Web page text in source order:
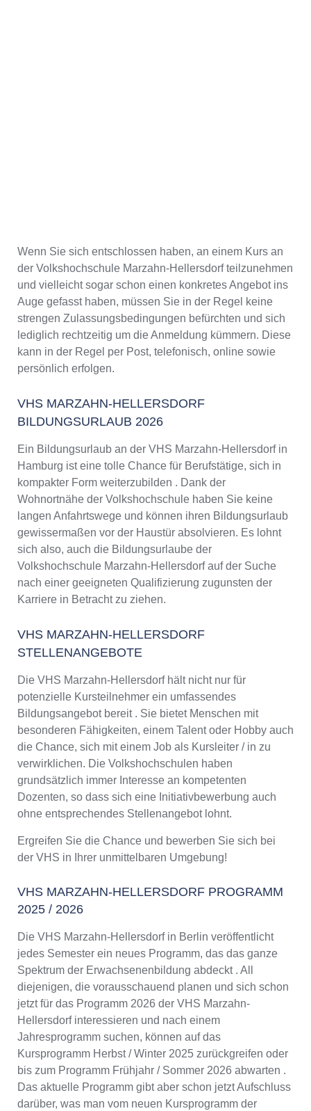
Wenn Sie sich entschlossen haben, an einem Kurs an
der Volkshochschule Marzahn-Hellersdorf teilzunehmen
und vielleicht sogar schon einen konkretes Angebot ins
Auge gefasst haben, müssen Sie in der Regel keine
strengen Zulassungsbedingungen befürchten und sich
lediglich rechtzeitig um die Anmeldung kümmern. Diese
kann in der Regel per Post, telefonisch, online sowie
persönlich erfolgen.
VHS MARZAHN-HELLERSDORF
BILDUNGSURLAUB 2026
Ein Bildungsurlaub an der VHS Marzahn-Hellersdorf in
Hamburg ist eine tolle Chance für Berufstätige, sich in
kompakter Form weiterzubilden . Dank der
Wohnortnähe der Volkshochschule haben Sie keine
langen Anfahrtswege und können ihren Bildungsurlaub
gewissermaßen vor der Haustür absolvieren. Es lohnt
sich also, auch die Bildungsurlaube der
Volkshochschule Marzahn-Hellersdorf auf der Suche
nach einer geeigneten Qualifizierung zugunsten der
Karriere in Betracht zu ziehen.
VHS MARZAHN-HELLERSDORF
STELLENANGEBOTE
Die VHS Marzahn-Hellersdorf hält nicht nur für
potenzielle Kursteilnehmer ein umfassendes
Bildungsangebot bereit . Sie bietet Menschen mit
besonderen Fähigkeiten, einem Talent oder Hobby auch
die Chance, sich mit einem Job als Kursleiter / in zu
verwirklichen. Die Volkshochschulen haben
grundsätzlich immer Interesse an kompetenten
Dozenten, so dass sich eine Initiativbewerbung auch
ohne entsprechendes Stellenangebot lohnt.
Ergreifen Sie die Chance und bewerben Sie sich bei
der VHS in Ihrer unmittelbaren Umgebung!
VHS MARZAHN-HELLERSDORF PROGRAMM
2025 / 2026
Die VHS Marzahn-Hellersdorf in Berlin veröffentlicht
jedes Semester ein neues Programm, das das ganze
Spektrum der Erwachsenenbildung abdeckt . All
diejenigen, die vorausschauend planen und sich schon
jetzt für das Programm 2026 der VHS Marzahn-
Hellersdorf interessieren und nach einem
Jahresprogramm suchen, können auf das
Kursprogramm Herbst / Winter 2025 zurückgreifen oder
bis zum Programm Frühjahr / Sommer 2026 abwarten .
Das aktuelle Programm gibt aber schon jetzt Aufschluss
darüber, was man vom neuen Kursprogramm der